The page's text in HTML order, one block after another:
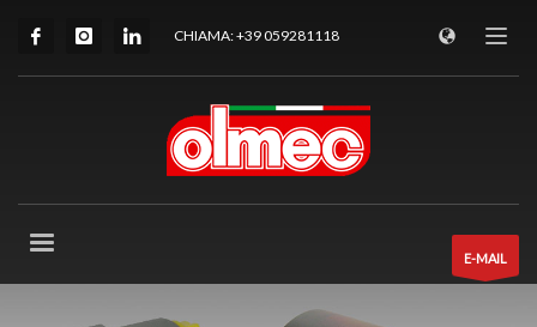
CHIAMA: +39 059281118
E-MAIL